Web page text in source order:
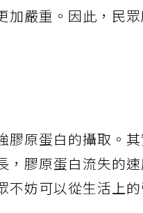
嚴重。因此，民
原蛋白的攝取。
，膠原蛋白流失的
妨可以從生活上的